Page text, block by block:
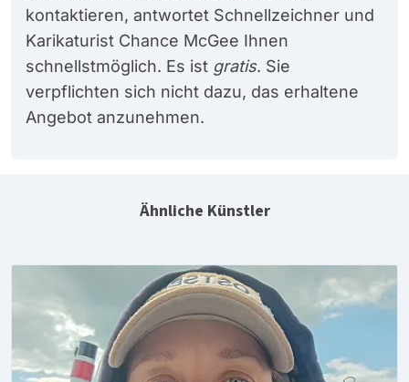
kontaktieren, antwortet Schnellzeichner und
Karikaturist Chance McGee Ihnen
schnellstmöglich. Es ist gratis. Sie
verpflichten sich nicht dazu, das erhaltene
Angebot anzunehmen.
Ähnliche Künstler